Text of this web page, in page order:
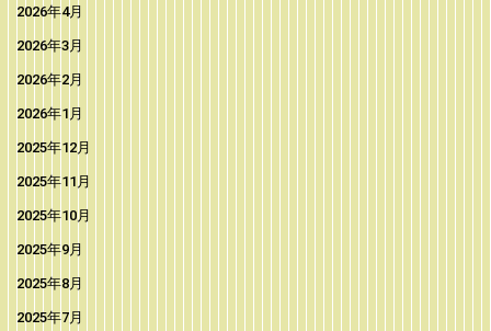
2026年4月
2026年3月
2026年2月
2026年1月
2025年12月
2025年11月
2025年10月
2025年9月
2025年8月
2025年7月